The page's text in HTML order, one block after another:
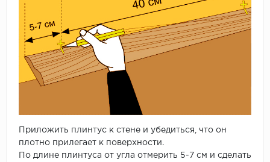
Приложить плинтус к стене и убедиться, что он
плотно прилегает к поверхности.
По длине плинтуса от угла отмерить 5-7 см и сделать